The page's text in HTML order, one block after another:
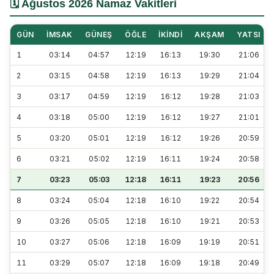
🗓️ Ağustos 2026 Namaz Vakitleri
GÜN İMSAK GÜNEŞ ÖĞLE İKINDI AKŞAM YATSI
1 03:14 04:57 12:19 16:13 19:30 21:06
2 03:15 04:58 12:19 16:13 19:29 21:04
3 03:17 04:59 12:19 16:12 19:28 21:03
4 03:18 05:00 12:19 16:12 19:27 21:01
5 03:20 05:01 12:19 16:12 19:26 20:59
6 03:21 05:02 12:19 16:11 19:24 20:58
7 03:23 05:03 12:18 16:11 19:23 20:56
8 03:24 05:04 12:18 16:10 19:22 20:54
9 03:26 05:05 12:18 16:10 19:21 20:53
10 03:27 05:06 12:18 16:09 19:19 20:51
11 03:29 05:07 12:18 16:09 19:18 20:49